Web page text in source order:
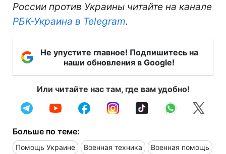
России против Украины читайте на канале
РБК-Украина в Telegram.
Не упустите главное! Подпишитесь на
наши обновления в Google!
Или читайте нас там, где вам удобно!
Больше по теме:
Помощь Украине Военная техника Военная помощь